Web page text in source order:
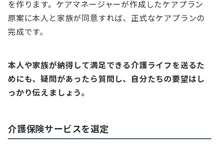
を作ります。ケアマネージャーが作成したケアプラン
原案に本人と家族が同意すれば、正式なケアプランの
完成です。
本人や家族が納得して満足できる介護ライフを送るた
めにも、疑問があったら質問し、自分たちの要望はし
っかり伝えましょう。
介護保険サービスを選定